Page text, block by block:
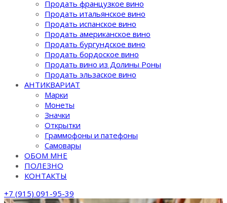
Продать французкое вино
Продать итальянское вино
Продать испанское вино
Продать американское вино
Продать бургундское вино
Продать бордоское вино
Продать вино из Долины Роны
Продать эльзаское вино
АНТИКВАРИАТ
Марки
Монеты
Значки
Открытки
Граммофоны и патефоны
Самовары
ОБОМ МНЕ
ПОЛЕЗНО
КОНТАКТЫ
+7 (915) 091-95-39